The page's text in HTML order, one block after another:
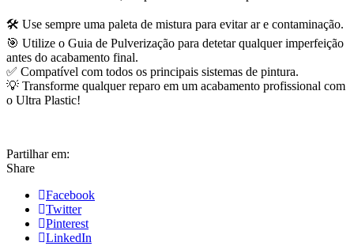
🛠️ Use sempre uma paleta de mistura para evitar ar e contaminação.
🎯 Utilize o Guia de Pulverização para detetar qualquer imperfeição
antes do acabamento final.
✅ Compatível com todos os principais sistemas de pintura.
💡 Transforme qualquer reparo em um acabamento profissional com
o Ultra Plastic!
Partilhar em:
Share
Facebook
Twitter
Pinterest
LinkedIn